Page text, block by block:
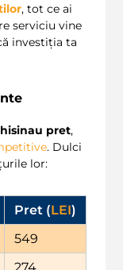
, tot ce ai
serviciu vine
investiția ta
pret,
. Dulci
lor:
Pret (LEI)
549